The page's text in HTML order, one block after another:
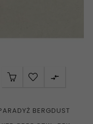

BERGDUST